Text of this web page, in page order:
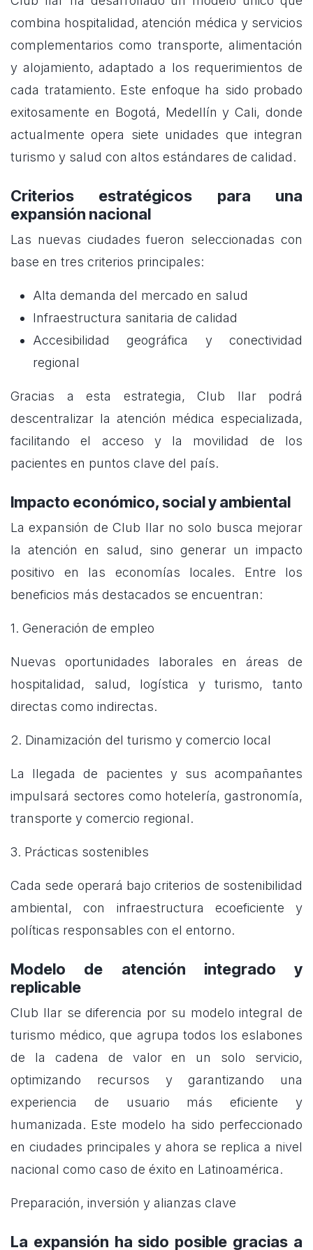
combina hospitalidad, atención médica y servicios
complementarios como transporte, alimentación
y alojamiento, adaptado a los requerimientos de
cada tratamiento. Este enfoque ha sido probado
exitosamente en Bogotá, Medellín y Cali, donde
actualmente opera siete unidades que integran
turismo y salud con altos estándares de calidad.
Criterios estratégicos para una
expansión nacional
Las nuevas ciudades fueron seleccionadas con
base en tres criterios principales:
Alta demanda del mercado en salud
Infraestructura sanitaria de calidad
Accesibilidad geográfica y conectividad
regional
Gracias a esta estrategia, Club Ilar podrá
descentralizar la atención médica especializada,
facilitando el acceso y la movilidad de los
pacientes en puntos clave del país.
Impacto económico, social y ambiental
La expansión de Club Ilar no solo busca mejorar
la atención en salud, sino generar un impacto
positivo en las economías locales. Entre los
beneficios más destacados se encuentran:
1. Generación de empleo
Nuevas oportunidades laborales en áreas de
hospitalidad, salud, logística y turismo, tanto
directas como indirectas.
2. Dinamización del turismo y comercio local
La llegada de pacientes y sus acompañantes
impulsará sectores como hotelería, gastronomía,
transporte y comercio regional.
3. Prácticas sostenibles
Cada sede operará bajo criterios de sostenibilidad
ambiental, con infraestructura ecoeficiente y
políticas responsables con el entorno.
Modelo de atención integrado y
replicable
Club Ilar se diferencia por su modelo integral de
turismo médico, que agrupa todos los eslabones
de la cadena de valor en un solo servicio,
optimizando recursos y garantizando una
experiencia de usuario más eficiente y
humanizada. Este modelo ha sido perfeccionado
en ciudades principales y ahora se replica a nivel
nacional como caso de éxito en Latinoamérica.
Preparación, inversión y alianzas clave
La expansión ha sido posible gracias a